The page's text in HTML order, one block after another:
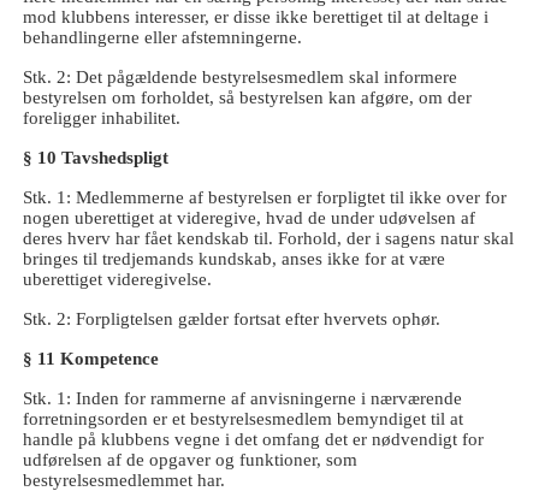
mod klubbens interesser, er disse ikke berettiget til at deltage i
behandlingerne eller afstemningerne.
Stk. 2: Det pågældende bestyrelsesmedlem skal informere
bestyrelsen om forholdet, så bestyrelsen kan afgøre, om der
foreligger inhabilitet.
§ 10 Tavshedspligt
Stk. 1: Medlemmerne af bestyrelsen er forpligtet til ikke over for
nogen uberettiget at videregive, hvad de under udøvelsen af
deres hverv har fået kendskab til. Forhold, der i sagens natur skal
bringes til tredjemands kundskab, anses ikke for at være
uberettiget videregivelse.
Stk. 2: Forpligtelsen gælder fortsat efter hvervets ophør.
§ 11 Kompetence
Stk. 1: Inden for rammerne af anvisningerne i nærværende
forretningsorden er et bestyrelsesmedlem bemyndiget til at
handle på klubbens vegne i det omfang det er nødvendigt for
udførelsen af de opgaver og funktioner, som
bestyrelsesmedlemmet har.